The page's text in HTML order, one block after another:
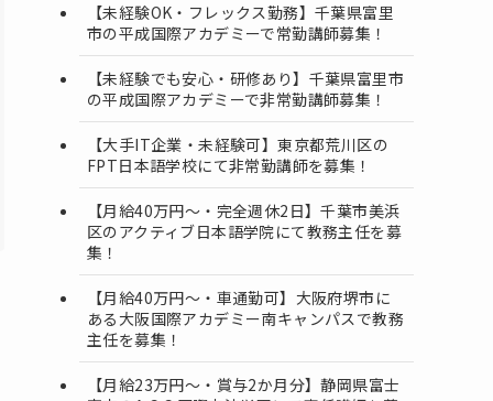
【未経験OK・フレックス勤務】千葉県富里
市の平成国際アカデミーで常勤講師募集！
【未経験でも安心・研修あり】千葉県富里市
の平成国際アカデミーで非常勤講師募集！
【大手IT企業・未経験可】東京都荒川区の
FPT日本語学校にて非常勤講師を募集！
【月給40万円～・完全週休2日】千葉市美浜
区のアクティブ日本語学院にて教務主任を募
集！
【月給40万円～・車通勤可】大阪府堺市に
ある大阪国際アカデミー南キャンパスで教務
主任を募集！
【月給23万円～・賞与2か月分】静岡県富士